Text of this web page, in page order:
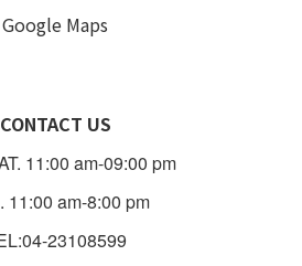
Google Maps
CONTACT US
11:00 am-09:00 pm
11:00 am-8:00 pm
23108599